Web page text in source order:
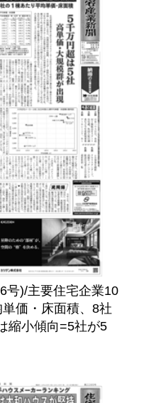
号)/主要住宅企業10
価・床面積、8社
縮小傾向=5社が5